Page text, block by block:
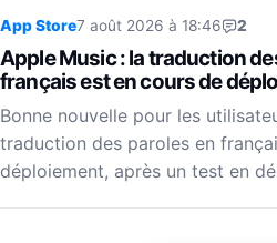
App Store7 août 2026 à 18:46 2
Apple Music : la traduction
français est en cours de
Bonne nouvelle pour les
traduction des paroles en
déploiement, après un test en